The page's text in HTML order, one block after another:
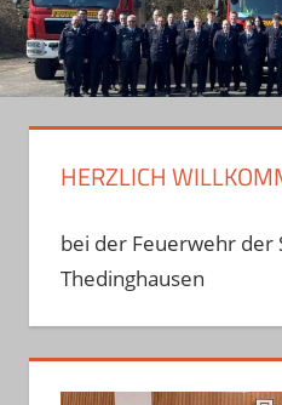
HERZLICH
bei der Feuerwehr der
Thedinghausen